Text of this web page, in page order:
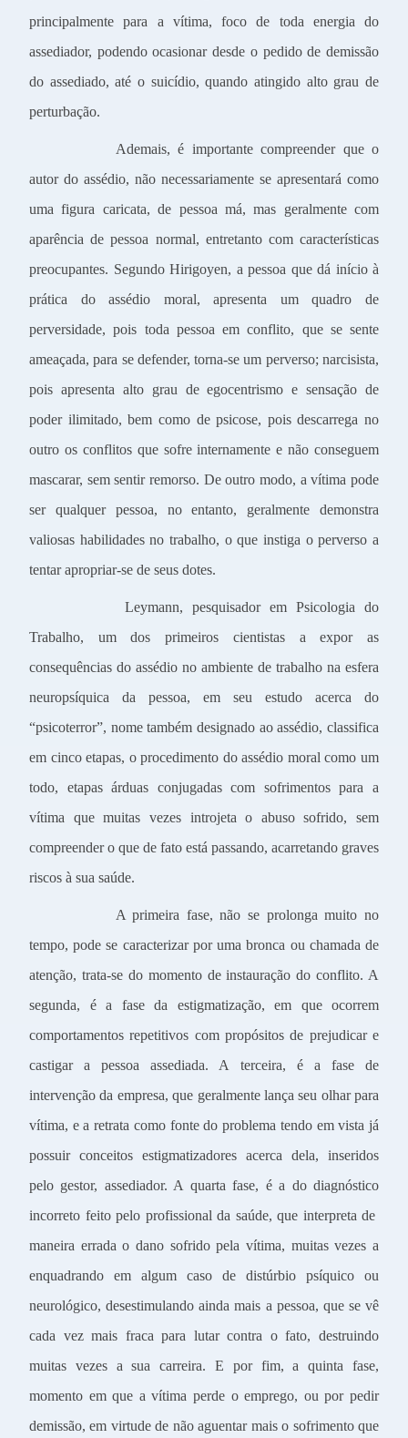
principalmente para a vítima, foco de toda energia do
assediador, podendo ocasionar desde o pedido de demissão
do assediado, até o suicídio, quando atingido alto grau de
perturbação.
Ademais, é importante compreender que o
autor do assédio, não necessariamente se apresentará como
uma figura caricata, de pessoa má, mas geralmente com
aparência de pessoa normal, entretanto com características
preocupantes. Segundo Hirigoyen, a pessoa que dá início à
prática do assédio moral, apresenta um quadro de
perversidade, pois toda pessoa em conflito, que se sente
ameaçada, para se defender, torna-se um perverso; narcisista,
pois apresenta alto grau de egocentrismo e sensação de
poder ilimitado, bem como de psicose, pois descarrega no
outro os conflitos que sofre internamente e não conseguem
mascarar, sem sentir remorso. De outro modo, a vítima pode
ser qualquer pessoa, no entanto, geralmente demonstra
valiosas habilidades no trabalho, o que instiga o perverso a
tentar apropriar-se de seus dotes.
Leymann, pesquisador em Psicologia do
Trabalho, um dos primeiros cientistas a expor as
consequências do assédio no ambiente de trabalho na esfera
neuropsíquica da pessoa, em seu estudo acerca do
“psicoterror”, nome também designado ao assédio, classifica
em cinco etapas, o procedimento do assédio moral como um
todo, etapas árduas conjugadas com sofrimentos para a
vítima que muitas vezes introjeta o abuso sofrido, sem
compreender o que de fato está passando, acarretando graves
riscos à sua saúde.
A primeira fase, não se prolonga muito no
tempo, pode se caracterizar por uma bronca ou chamada de
atenção, trata-se do momento de instauração do conflito. A
segunda, é a fase da estigmatização, em que ocorrem
comportamentos repetitivos com propósitos de prejudicar e
castigar a pessoa assediada. A terceira, é a fase de
intervenção da empresa, que geralmente lança seu olhar para
vítima, e a retrata como fonte do problema tendo em vista já
possuir conceitos estigmatizadores acerca dela, inseridos
pelo gestor, assediador. A quarta fase, é a do diagnóstico
incorreto feito pelo profissional da saúde, que interpreta de
maneira errada o dano sofrido pela vítima, muitas vezes a
enquadrando em algum caso de distúrbio psíquico ou
neurológico, desestimulando ainda mais a pessoa, que se vê
cada vez mais fraca para lutar contra o fato, destruindo
muitas vezes a sua carreira. E por fim, a quinta fase,
momento em que a vítima perde o emprego, ou por pedir
demissão, em virtude de não aguentar mais o sofrimento que